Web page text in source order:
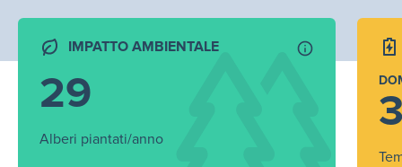
IMPATTO AMBIENTALE
29
Alberi piantati/anno